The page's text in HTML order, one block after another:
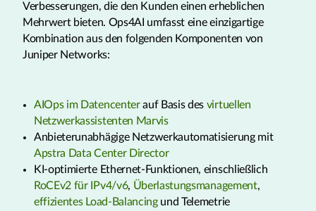
Verbesserungen, die den Kunden einen erheblichen
Mehrwert bieten. Ops4AI umfasst eine einzigartige
Kombination aus den folgenden Komponenten von
Juniper Networks:
AIOps im Datencenterauf Basis des virtuellen
Netzwerkassistenten Marvis
Anbieterunabhägige Netzwerkautomatisierung mit
Apstra Data Center Director
KI-optimierte Ethernet-Funktionen, einschließlich
RoCEv2 für IPv4/v6, Überlastungsmanagement,
effizientes Load-Balancingund Telemetrie